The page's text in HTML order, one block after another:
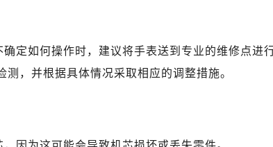
定如何操作时，建议将手表送到专业的维修点进
，并根据具体情况采取相应的调整措施。